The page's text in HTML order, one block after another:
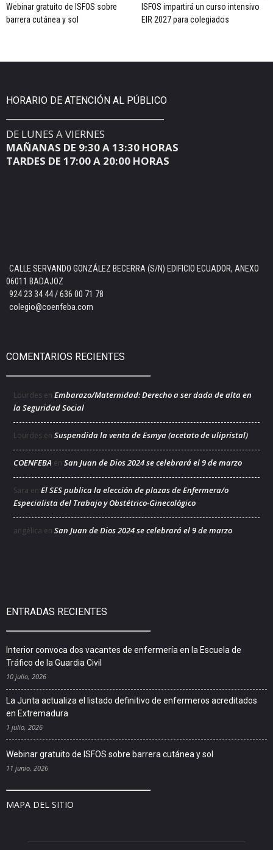
Webinar gratuito de ISFOS sobre
barrera cutánea y sol
ISFOS impartirá un curso intensivo
EIR 2027 para colegiados
HORARIO DE ATENCIÓN AL PÚBLICO
DE LUNES A VIERNES
MAÑANAS DE 9:30 A 13:30 HORAS
TARDES DE 17:00 A 20:00 HORAS
CALLE SERVANDO GONZÁLEZ BECERRA (S/N) EDIFICIO ECUADOR, ANEXO
06011 BADAJOZ
924 23 34 44 / 636 00 71 78
colegio@coenfeba.com
COMENTARIOS RECIENTES
Lourdes en Embarazo/Maternidad: Derecho a ser dada de alta en
la Seguridad Social
Lourdes en Suspendida la venta de Esmya (acetato de ulipristal)
COENFEBA en San Juan de Dios 2024 se celebrará el 9 de marzo
Sara en El SES publica la elección de plazas de Enfermera/o
Especialista del Trabajo y Obstétrico-Ginecológico
angélica en San Juan de Dios 2024 se celebrará el 9 de marzo
ENTRADAS RECIENTES
Interior convoca dos vacantes de enfermería en la Escuela de
Tráfico de la Guardia Civil
10 julio, 2026
La Junta actualiza el listado definitivo de enfermeros acreditados
en Extremadura
1 julio, 2026
Webinar gratuito de ISFOS sobre barrera cutánea y sol
11 junio, 2026
MAPA DEL SITIO